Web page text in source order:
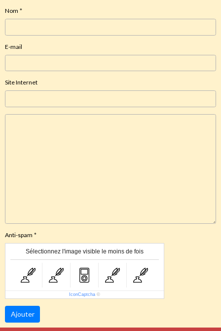
Nom
E-mail
Site Internet
Anti-spam
Sélectionnez l'image visible le moins de fois
IconCaptcha ©
Ajouter